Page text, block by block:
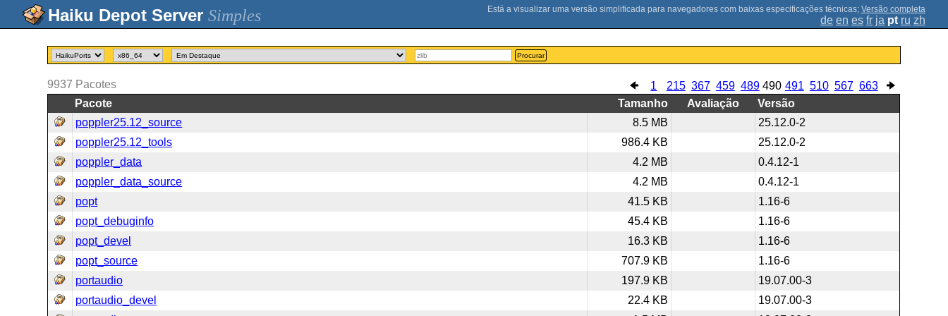
Simples ; Versão completa
de en es fr ja pt ru zh
Procurar
1 215 367 459 489 490 491 510 567 663
9937 Pacotes
Pacote
Tamanho Avaliação
Versão
poppler25.12_source
8.5 MB
25.12.0-2
poppler25.12_tools
986.4 KB
25.12.0-2
poppler_data
4.2 MB
0.4.12-1
poppler_data_source
4.2 MB
0.4.12-1
popt
41.5 KB
1.16-6
popt_debuginfo
45.4 KB
1.16-6
popt_devel
16.3 KB
1.16-6
popt_source
707.9 KB
1.16-6
portaudio
197.9 KB
19.07.00-3
portaudio_devel
22.4 KB
19.07.00-3